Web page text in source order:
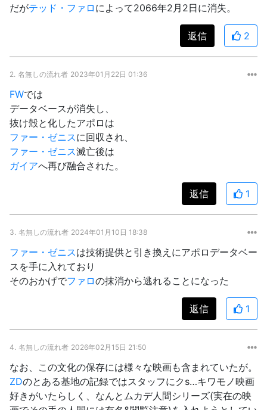
だがテッド・ファロ によって2066年2月2日に消失。
返信 2
2. 名無しの流れ者 2023年01月22日 01:36
FWでは
データベースが消失し、
抜け殻と化したアポロは
ファー・ゼニスに回収され、
ファー・ゼニス滅亡後は
ガイアへ再び融合された。
返信 1
3. 名無しの流れ者 2024年01月10日 18:38
ファー・ゼニスは技術提供と引き換えにアポロデータベー
スを手に入れており
そのおかげでファロの抹消から逃れることになった
返信 1
4. 名無しの流れ者 2026年02月15日 21:50
なお、この文化の保存には様々な映画も含まれていたが。
ZDのとある基地の記録ではスタッフにクs…キワモノ映画
好きがいたらしく、なんとムカデ人間シリーズ(実在の映